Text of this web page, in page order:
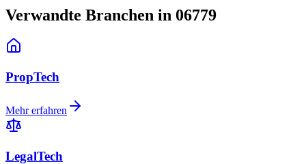
Verwandte Branchen in 06779
PropTech
Mehr erfahren
LegalTech